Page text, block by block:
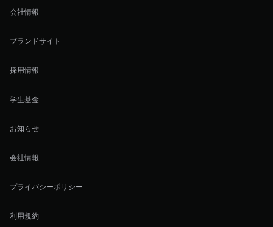
会社情報
ブランドサイト
採用情報
学生基金
お知らせ
会社情報
プライバシーポリシー
利用規約